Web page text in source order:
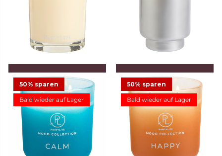
IN DEN WARENKORB
LEGEN
Duftwachsglas Escential
Sun-Kissed Linen
24,95 €
Angebot
IN DEN WARENKORB
LEGEN
2-Docht-Duftwachsglas
Specialty Snowflakes &
Cotton
69,95 €
Angebot
50% sparen
Bald wieder auf Lager
50% sparen
Bald wieder auf Lager